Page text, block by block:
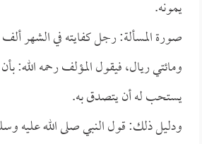
يمونه.
صورة المسألة: رجل كفايته في الشهر
ومائتي ريال، فيقول المؤلف رحمه الله:
يستحب له أن يتصدق به.
ودليل ذلك: قول النبي صلى الله عليه